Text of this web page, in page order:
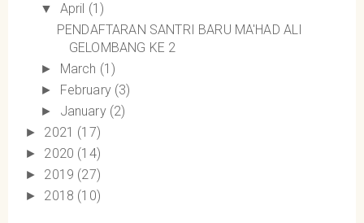
▼ April (1)
PENDAFTARAN SANTRI BARU MA'HAD ALI
GELOMBANG KE 2
► March (1)
► February (3)
► January (2)
► 2021 (17)
► 2020 (14)
► 2019 (27)
► 2018 (10)